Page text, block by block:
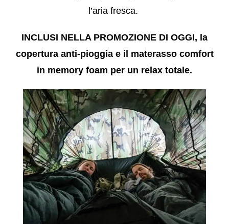
l’aria fresca.
INCLUSI NELLA PROMOZIONE DI OGGI, la
copertura anti-pioggia e il materasso comfort
in memory foam per un relax totale.